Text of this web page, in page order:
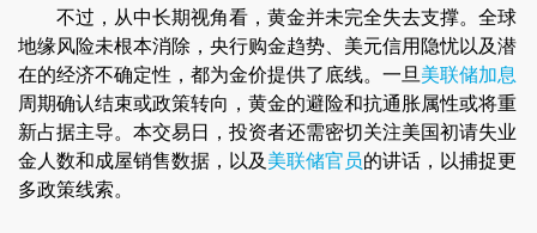
不过，从中长期视角看，黄金并未完全失去支撑。全球
地缘风险未根本消除，央行购金趋势、美元信用隐忧以及潜
在的经济不确定性，都为金价提供了底线。一旦美联储加息
周期确认结束或政策转向，黄金的避险和抗通胀属性或将重
新占据主导。本交易日，投资者还需密切关注美国初请失业
金人数和成屋销售数据，以及美联储官员的讲话，以捕捉更
多政策线索。